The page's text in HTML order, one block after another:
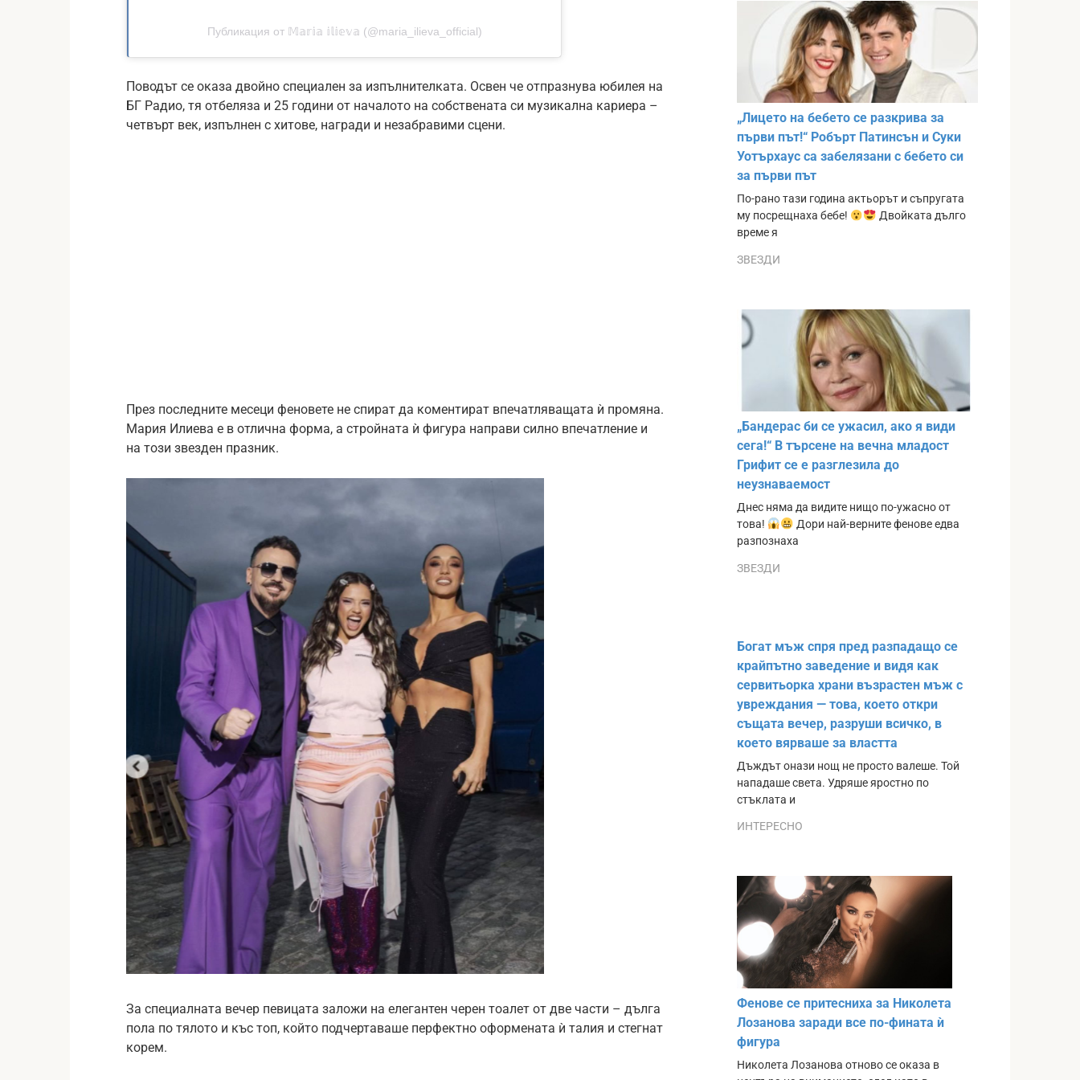
Публикация от 𝕄𝕒𝕣𝕚𝕒 𝕚𝕝𝕚𝕖𝕧𝕒 (@maria_ilieva_official)
Поводът се оказа двойно специален за изпълнителката. Освен че отпразнува юбилея на
БГ Радио, тя отбеляза и 25 години от началото на собствената си музикална кариера –
четвърт век, изпълнен с хитове, награди и незабравими сцени.
През последните месеци феновете не спират да коментират впечатляващата ѝ промяна.
Мария Илиева е в отлична форма, а стройната ѝ фигура направи силно впечатление и
на този звезден празник.
За специалната вечер певицата заложи на елегантен черен тоалет от две части – дълга
пола по тялото и къс топ, който подчертаваше перфектно оформената ѝ талия и стегнат
корем.
„Лицето на бебето се разкрива за
първи път!“ Робърт Патинсън и Суки
Уотърхаус са забелязани с бебето си
за първи път
По-рано тази година актьорът и съпругата
му посрещнаха бебе!
Двойката дълго
време я
ЗВЕЗДИ
„Бандерас би се ужасил, ако я види
сега!“ В търсене на вечна младост
Грифит се е разглезила до
неузнаваемост
Днес няма да видите нищо по-ужасно от
това!
Дори най-верните фенове едва
разпознаха
ЗВЕЗДИ
Богат мъж спря пред разпадащо се
крайпътно заведение и видя как
сервитьорка храни възрастен мъж с
увреждания — това, което откри
същата вечер, разруши всичко, в
което вярваше за властта
Дъждът онази нощ не просто валеше. Той
нападаше света. Удряше яростно по
стъклата и
ИНТЕРЕСНО
Фенове се притесниха за Николета
Лозанова заради все по-фината ѝ
фигура
Николета Лозанова отново се оказа в